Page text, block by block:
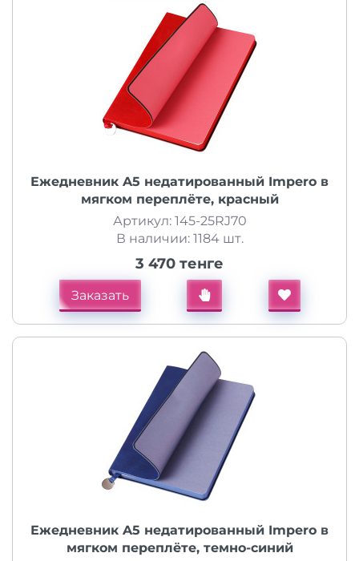
Ежедневник A5 недатированный Impero в
мягком переплёте, красный
Артикул: 145-25RJ70
В наличии: 1184 шт.
3 470 тенге
Заказать
Ежедневник A5 недатированный Impero в
мягком переплёте, темно-синий